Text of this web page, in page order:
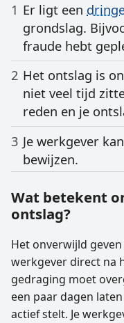
Er ligt een
grondslag.
fraude hebt
Het ontslag is
niet veel tijd
reden en je
Je werkgever
bewijzen.
Wat betekent
ontslag?
Het onverwijld
werkgever direct na
gedraging moet
een paar dagen
actief stelt. Je